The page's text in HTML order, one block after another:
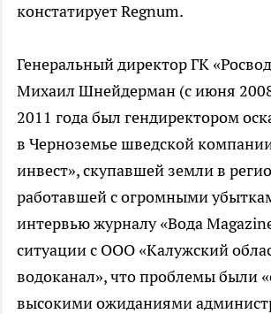
констатирует Regnum.
Генеральный директор ГК
Михаил Шнейдерман (с июня 2008
2011 года был гендиректором
в Черноземье шведской
инвест», скупавшей земли в
работавшей с огромными
интервью журналу «Вода
ситуации с ООО «Калужский
водоканал», что проблемы были
высокими ожиданиями